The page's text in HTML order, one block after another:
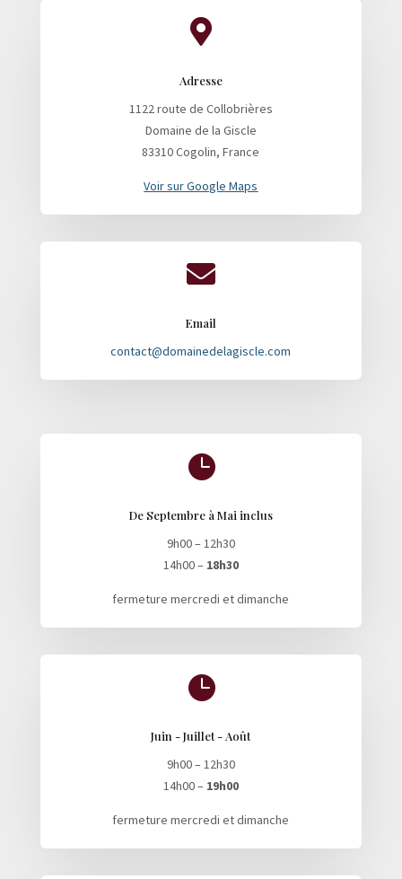

Adresse
1122 route de Collobrières
Domaine de la Giscle
83310 Cogolin, France
Voir sur Google Maps

Email
contact@domainedelagiscle.com

De Septembre à Mai inclus
9h00 – 12h30
14h00 – 18h30
fermeture mercredi et dimanche

Juin - Juillet - Août
9h00 – 12h30
14h00 – 19h00
fermeture mercredi et dimanche